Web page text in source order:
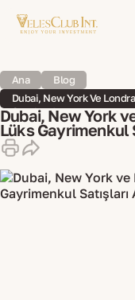
Ana
Blog
Dubai, New York Ve
Satışları Artıyor
Dubai, New York
Lüks Gayrimenkul